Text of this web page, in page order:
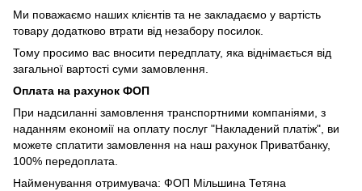
Ми поважаємо наших клієнтів та не закладаємо у вартість
товару додатково втрати від незабору посилок.
Тому просимо вас вносити передплату, яка віднімається від
загальної вартості суми замовлення.
Оплата на рахунок ФОП
При надсиланні замовлення транспортними компаніями, з
наданням економії на оплату послуг "Накладений платіж", ви
можете сплатити замовлення на наш рахунок Приватбанку,
100% передоплата.
Найменування отримувача: ФОП Мільшина Тетяна